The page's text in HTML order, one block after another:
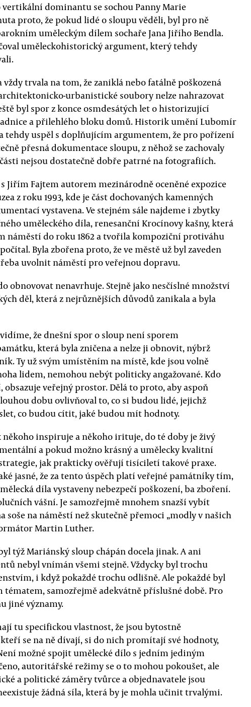
dominantu se sochou Panny Marie
proto, že pokud lidé o sloupu věděli, byl pro ně
uměleckým dílem sochaře Jana Jiřího Bendla.
uměleckohistorický argument, který tehdy
vždy trvala na tom, že zaniklá nebo fatálně poškozená
urbanistické soubory nelze nahrazovat
byl spor z konce osmdesátých let o historizující
a přilehlého bloku domů. Historik umění Lubomír
tehdy uspěl s doplňujícím argumentem, že pro pořízení
přesná dokumentace sloupu, z něhož se zachovaly
nejsou dostatečně dobře patrné na fotografiích.
Jiřím Fajtem autorem mezinárodně oceněné expozice
z roku 1993, kde je část dochovaných kamenných
vystavena. Ve stejném sále najdeme i zbytky
uměleckého díla, renesanční Krocínovy kašny, která
náměstí do roku 1862 a tvořila kompoziční protiváhu
Byla zbořena proto, že ve městě už byl zaveden
uvolnit náměstí pro veřejnou dopravu.
obnovovat nenavrhuje. Stejně jako nesčíslné množství
děl, která z nejrůznějších důvodů zanikala a byla
že dnešní spor o sloup není sporem
která byla zničena a nelze ji obnovit, nýbrž
Ty už svým umístěním na místě, kde jsou volně
lidem, nemohou nebýt politicky angažované. Kdo
veřejný prostor. Dělá to proto, aby aspoň
dobu ovlivňoval to, co si budou lidé, jejichž
co budou cítit, jaké budou mít hodnoty.
inspiruje a někoho irituje, do té doby je živý
a pokud možno krásný a umělecky kvalitní
jak prakticky ověřují tisíciletí takové praxe.
jasné, že za tento úspěch platí veřejné památníky tím,
díla vystaveny nebezpečí poškození, ba zboření.
vášní. Je samozřejmě mnohem snazší vybít
soše na náměstí než skutečně přemoci „modly v našich
Martin Luther.
byl týž Mariánský sloup chápán docela jinak. A ani
nebyl vnímán všemi stejně. Vždycky byl trochu
i když pokaždé trochu odlišně. Ale pokaždé byl
samozřejmě adekvátně příslušné době. Pro
jiné významy.
tu specifickou vlastnost, že jsou bytostně
se na ně dívají, si do nich promítají své hodnoty,
možné spojit umělecké dílo s jedním jediným
autoritářské režimy se o to mohou pokoušet, ale
a politické záměry tvůrce a objednavatele jsou
žádná síla, která by je mohla učinit trvalými.